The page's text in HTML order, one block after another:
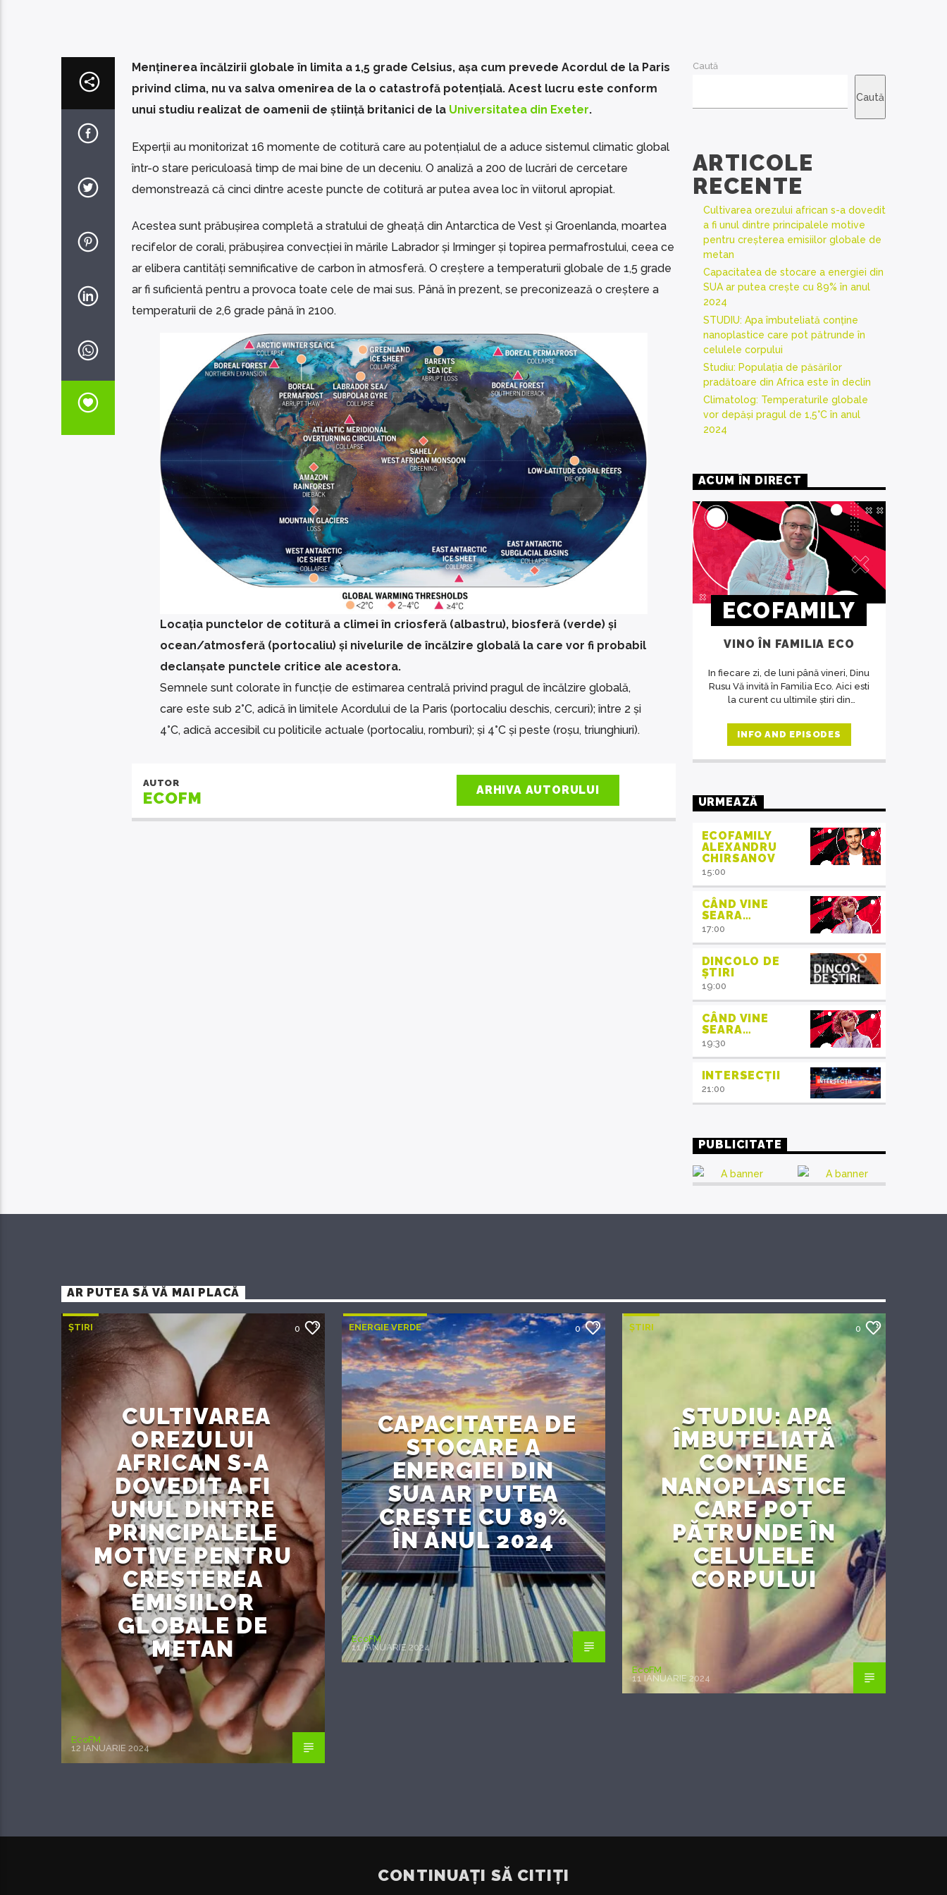
Menținerea încălzirii globale în limita a 1,5 grade Celsius, așa cum prevede Acordul de la Paris
privind clima, nu va salva omenirea de la o catastrofă potențială. Acest lucru este conform
unui studiu realizat de oamenii de știință britanici de la Universitatea din Exeter.
Experții au monitorizat 16 momente de cotitură care au potențialul de a aduce sistemul climatic global
într-o stare periculoasă timp de mai bine de un deceniu. O analiză a 200 de lucrări de cercetare
demonstrează că cinci dintre aceste puncte de cotitură ar putea avea loc în viitorul apropiat.
Acestea sunt prăbușirea completă a stratului de gheață din Antarctica de Vest și Groenlanda, moartea
recifelor de corali, prăbușirea convecției în mările Labrador și Irminger și topirea permafrostului, ceea ce
ar elibera cantități semnificative de carbon în atmosferă. O creștere a temperaturii globale de 1,5 grade
ar fi suficientă pentru a provoca toate cele de mai sus. Până în prezent, se preconizează o creștere a
temperaturii de 2,6 grade până în 2100.
Locația punctelor de cotitură a climei în criosferă (albastru), biosferă (verde) și
ocean/atmosferă (portocaliu) și nivelurile de încălzire globală la care vor fi probabil
declanșate punctele critice ale acestora.
Semnele sunt colorate în funcție de estimarea centrală privind pragul de încălzire globală,
care este sub 2°C, adică în limitele Acordului de la Paris (portocaliu deschis, cercuri); între 2 și
4°C, adică accesibil cu politicile actuale (portocaliu, romburi); și 4°C și peste (roșu, triunghiuri).
AUTOR
ECOFM ARHIVA AUTORULUI
Caută
Caută
ARTICOLE
RECENTE
Cultivarea orezului african s-a dovedit
a fi unul dintre principalele motive
pentru creșterea emisiilor globale de
metan
Capacitatea de stocare a energiei din
SUA ar putea crește cu 89% în anul
2024
STUDIU: Apa îmbuteliată conține
nanoplastice care pot pătrunde în
celulele corpului
Studiu: Populația de păsărilor
pradătoare din Africa este în declin
Climatolog: Temperaturile globale
vor depăși pragul de 1,5°C în anul
2024
ACUM ÎN DIRECT
ECOFAMILY
VINO ÎN FAMILIA ECO
In fiecare zi, de luni până vineri, Dinu
Rusu Vă invită în Familia Eco. Aici esti
la curent cu ultimile știri din
cadrul interviurilor de la ora 14,
invitații emisiunii ne crează acea
INFO AND EPISODES
URMEAZĂ
ECOFAMILY
ALEXANDRU
CHIRSANOV
15:00
CÂND VINE
SEARA…
17:00
DINCOLO DE
ȘTIRI
19:00
CÂND VINE
SEARA…
19:30
INTERSECȚII
21:00
PUBLICITATE
AR PUTEA SĂ VĂ MAI PLACĂ
ȘTIRI 0
CULTIVAREA
OREZULUI
AFRICAN S-A
DOVEDIT A FI
UNUL DINTRE
PRINCIPALELE
MOTIVE PENTRU
CREȘTEREA
EMISIILOR
GLOBALE DE
METAN
EcoFM
12 IANUARIE 2024
ENERGIE VERDE 0
CAPACITATEA DE
STOCARE A
ENERGIEI DIN
SUA AR PUTEA
CREȘTE CU 89%
ÎN ANUL 2024
EcoFM
11 IANUARIE 2024
ȘTIRI 0
STUDIU: APA
ÎMBUTELIATĂ
CONȚINE
NANOPLASTICE
CARE POT
PĂTRUNDE ÎN
CELULELE
CORPULUI
EcoFM
11 IANUARIE 2024
CONTINUAȚI SĂ CITIȚI